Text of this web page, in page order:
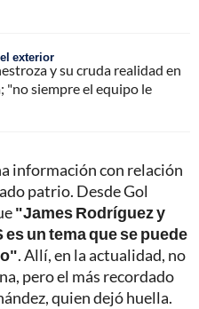
exterior
y su cruda realidad en
"no siempre el equipo le
información con relación
patrio. Desde Gol
"James Rodríguez y
un tema que se puede
. Allí, en la actualidad, no
pero el más recordado
quien dejó huella.